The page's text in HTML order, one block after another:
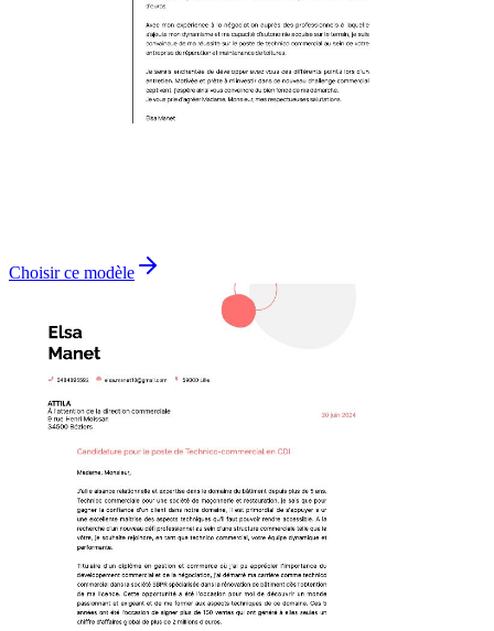
Choisir ce modèle